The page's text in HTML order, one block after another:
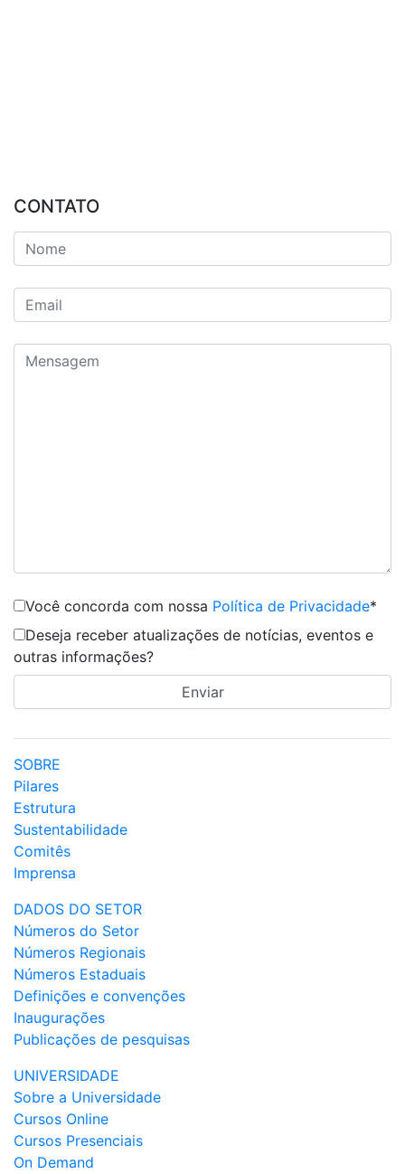
CONTATO
Você concorda com nossa Política de Privacidade*
Deseja receber atualizações de notícias, eventos e
outras informações?
SOBRE
Pilares
Estrutura
Sustentabilidade
Comitês
Imprensa
DADOS DO SETOR
Números do Setor
Números Regionais
Números Estaduais
Definições e convenções
Inaugurações
Publicações de pesquisas
UNIVERSIDADE
Sobre a Universidade
Cursos Online
Cursos Presenciais
On Demand